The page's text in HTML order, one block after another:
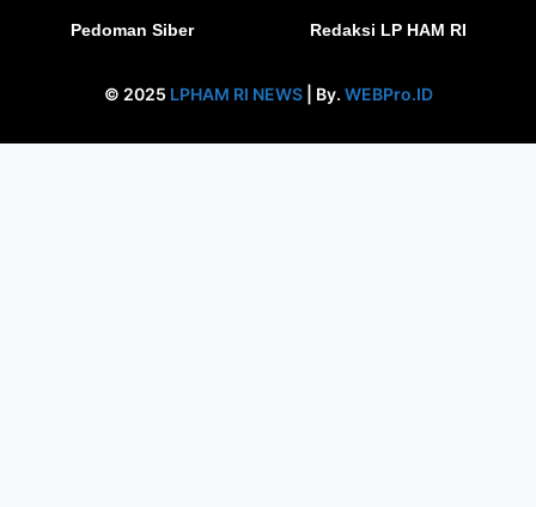
Pedoman Siber Redaksi LP HAM RI
© 2025 LPHAM RI NEWS| By. WEBPro.ID